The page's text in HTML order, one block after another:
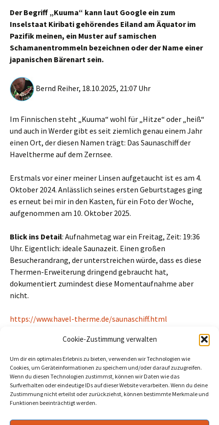
Cookie-Zustimmung verwalten
Um dir ein optimales Erlebnis zu bieten, verwenden wir Technologien wie
Cookies, um Geräteinformationen zu speichern und/oder darauf zuzugreifen.
Wenn du diesen Technologien zustimmst, können wir Daten wie das
Surfverhalten oder eindeutige IDs auf dieser Website verarbeiten. Wenn du deine
Zustimmung nicht erteilst oder zurückziehst, können bestimmte Merkmale und
Funktionen beeinträchtigt werden.
Der Begriff „Kuuma“ kann laut Google ein zum
Inselstaat Kiribati gehörendes Eiland am Äquator im
Pazifik meinen, ein Muster auf samischen
Schamanentrommeln bezeichnen oder der Name einer
japanischen Bärenart sein.
Bernd Reiher, 18.10.2025, 21:07 Uhr
Im Finnischen steht „Kuuma“ wohl für „Hitze“ oder „heiß“
und auch in Werder gibt es seit ziemlich genau einem Jahr
einen Ort, der diesen Namen trägt: Das Saunaschiff der
Haveltherme auf dem Zernsee.
Erstmals vor einer meiner Linsen aufgetaucht ist es am 4.
Oktober 2024. Anlässlich seines ersten Geburtstages ging
es erneut bei mir in den Kasten, für ein Foto der Woche,
aufgenommen am 10. Oktober 2025.
Blick ins Detail: Aufnahmetag war ein Freitag, Zeit: 19:36
Uhr. Eigentlich: ideale Saunazeit. Einen großen
Besucherandrang, der unterstreichen würde, dass es diese
Thermen-Erweiterung dringend gebraucht hat,
dokumentiert zumindest diese Momentaufnahme aber
nicht.
https://www.havel-therme.de/saunaschiff.html
Beitragszähler (seit 02/03/2026, ohne Bots, Inkognito-Leser und
Beitragsnavigation
←„Grenzen des Amtes überschritten“: Rede von
Anika Lorentz in der Stadtverordnetenversammlung